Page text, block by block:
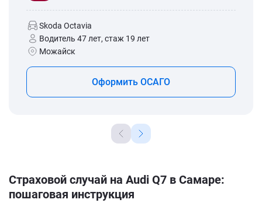
Skoda Octavia
Водитель 47 лет, стаж 19 лет
Можайск
Оформить ОСАГО
Страховой случай на Audi Q7 в Самаре:
пошаговая инструкция